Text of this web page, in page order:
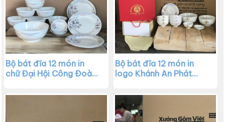
Bộ bát đĩa 12 món in
chữ Đại Hội Công Đoàn
BD20
Bộ bát đĩa 12 món in
logo Khánh An Phát
BD21